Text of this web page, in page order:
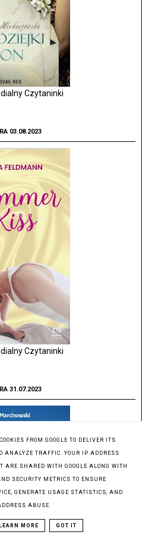
Czytaninki
03.08.2023
Czytaninki
31.07.2023
FROM GOOGLE TO DELIVER ITS
ANALYZE TRAFFIC. YOUR IP ADDRESS
ARE SHARED WITH GOOGLE ALONG WITH
SECURITY METRICS TO ENSURE
GENERATE USAGE STATISTICS, AND
ABUSE.
LEARN MORE GOT IT